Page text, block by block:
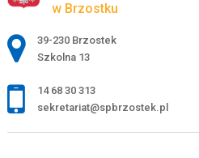
w Brzostku
Adres pocztowy:
39-230 Brzostek
Szkolna 13
14 68 30 313
sekretariat@spbrzostek.pl